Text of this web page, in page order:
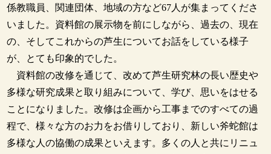
係教職員、関連団体、地域の方など67人が集まってくださ
いました。資料館の展示物を前にしながら、過去の、現在
の、そしてこれからの芦生についてお話をしている様子
が、とても印象的でした。
資料館の改修を通じて、改めて芦生研究林の長い歴史や
多様な研究成果と取り組みについて、学び、思いをはせる
ことになりました。改修は企画から工事までのすべての過
程で、様々な方のお力をお借りしており、新しい斧蛇館は
多様な人の協働の成果といえます。多くの人と共にリニュ